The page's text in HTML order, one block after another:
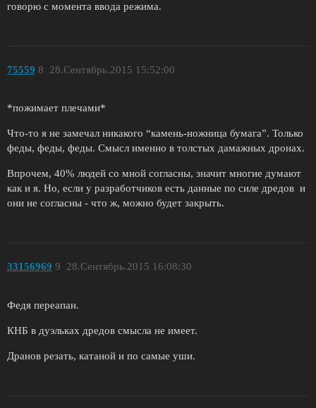
говорю с момента ввода режима.
75559 28.Сентябрь.2015 15:52:00
8
*пожимает плечами*
Что-то я не замечал никакого “камень-ножница бумага”. Только
феды, феды, феды. Смысл именно в толстых дамажных дронах.
Впрочем, 40% людей со мной согласны, значит многие думают
как и я. Но, если у разработчиков есть данные по силе дредов и
они не согласны - что ж, можно будет закрыть.
33156969 28.Сентябрь.2015 16:08:30
9
Федя переапан.
КНБ в дуэльках дредов смысла не имеет.
Дранов резать, катаной и по самые уши.